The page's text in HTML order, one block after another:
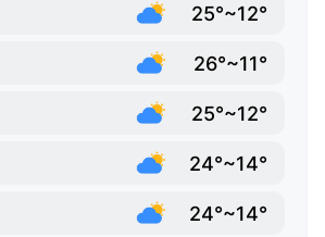
25°~12°
26°~11°
25°~12°
24°~14°
24°~14°